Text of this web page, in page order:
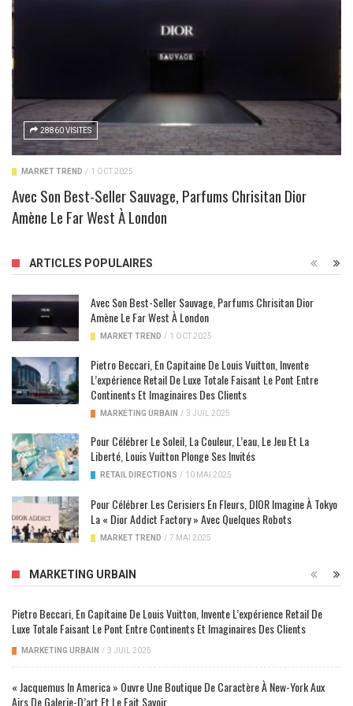
28860 VISITES
MARKET TREND / 1 OCT 2025
Avec Son Best-Seller Sauvage, Parfums Chrisitan Dior
Amène Le Far West À London
ARTICLES POPULAIRES
Avec Son Best-Seller Sauvage, Parfums Chrisitan Dior
Amène Le Far West À London
MARKET TREND / 1 OCT 2025
Pietro Beccari, En Capitaine De Louis Vuitton, Invente
L’expérience Retail De Luxe Totale Faisant Le Pont Entre
Continents Et Imaginaires Des Clients
MARKETING URBAIN / 3 JUIL 2025
Pour Célébrer Le Soleil, La Couleur, L’eau, Le Jeu Et La
Liberté, Louis Vuitton Plonge Ses Invités
RETAIL DIRECTIONS / 10 MAI 2025
Pour Célébrer Les Cerisiers En Fleurs, DIOR Imagine À Tokyo
La « Dior Addict Factory » Avec Quelques Robots
MARKET TREND / 7 MAI 2025
MARKETING URBAIN
Pietro Beccari, En Capitaine De Louis Vuitton, Invente L’expérience Retail De
Luxe Totale Faisant Le Pont Entre Continents Et Imaginaires Des Clients
MARKETING URBAIN / 3 JUIL 2025
« Jacquemus In America » Ouvre Une Boutique De Caractère À New-York Aux
Airs De Galerie-D’art Et Le Fait Savoir